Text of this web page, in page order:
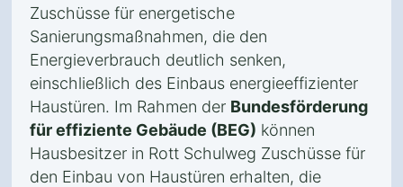
Zuschüsse für energetische
Sanierungsmaßnahmen, die den
Energieverbrauch deutlich senken,
einschließlich des Einbaus energieeffizienter
Haustüren. Im Rahmen der Bundesförderung
für effiziente Gebäude (BEG) können
Hausbesitzer in Rott Schulweg Zuschüsse für
den Einbau von Haustüren erhalten, die